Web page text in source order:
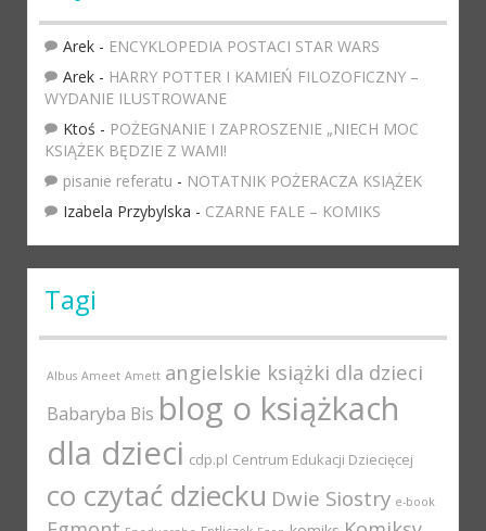
Arek - ENCYKLOPEDIA POSTACI STAR WARS
Arek - HARRY POTTER I KAMIEŃ FILOZOFICZNY –
WYDANIE ILUSTROWANE
Ktoś - POŻEGNANIE I ZAPROSZENIE „NIECH MOC
KSIĄŻEK BĘDZIE Z WAMI!
pisanie referatu - NOTATNIK POŻERACZA KSIĄŻEK
Izabela Przybylska - CZARNE FALE – KOMIKS
Tagi
Albus Ameet Amett angielskie książki dla dzieci
Babaryba Bis blog o książkach
dla dzieci cdp.pl Centrum Edukacji Dziecięcej
co czytać dziecku Dwie Siostry e-book